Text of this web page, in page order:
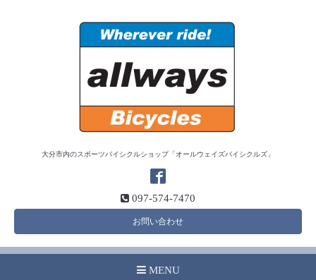
大分市内のスポーツバイシクルショップ「オールウェイズバイシクルズ」
097-574-7470
お問い合わせ
MENU